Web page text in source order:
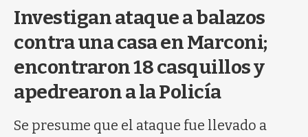
Investigan ataque a balazos
contra una casa en Marconi;
encontraron 18 casquillos y
apedrearon a la Policía
Se presume que el ataque fue llevado a